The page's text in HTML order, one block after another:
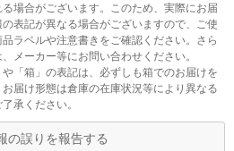
場合がございます。このため、実際にお届
表記が異なる場合がございますので、ご使
ラベルや注意書きをご確認ください。さら
メーカー等にお問い合わせください。
「箱」の表記は、必ずしも箱でのお届けを
届け形態は倉庫の在庫状況等により異なる
承ください。
の誤りを報告する